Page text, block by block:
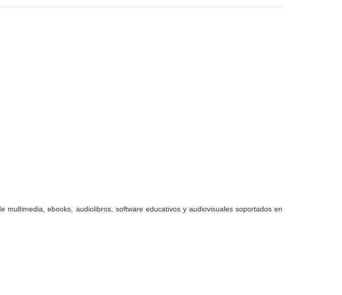
al Clientea través del número:(+53) 52877628, o
ebooks, audiolibros, software educativos y audiovisuales soportados en